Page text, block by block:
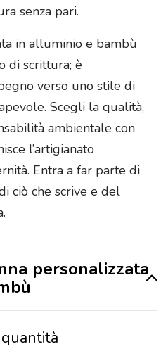
senza pari.
in alluminio e bambù
di scrittura; è
verso uno stile di
Scegli la qualità,
ambientale con
l’artigianato
Entra a far parte di
ciò che scrive e del
personalizzata